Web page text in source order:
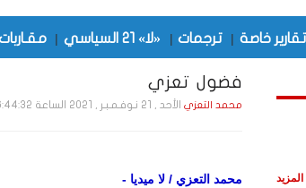
تقارير خاصة | ترجمات | «لا» 21 السياسي |
فضول تعزي
محمد التعزيالأحد , 21 نـوفـمـبـر , 2021 الساعة 6:44:32 PM
محمد التعزي / لا ميديا -
المزيد